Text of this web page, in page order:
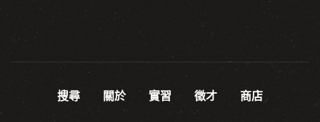
搜尋 關於 實習 徵才 商店